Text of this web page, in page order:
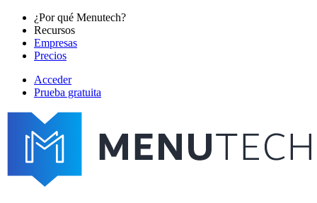
Pasar
contenido
principal
Main
navigation
¿Por qué Menutech?
Recursos
Empresas
Precios
menutech
navigation
Acceder
Prueba gratuita